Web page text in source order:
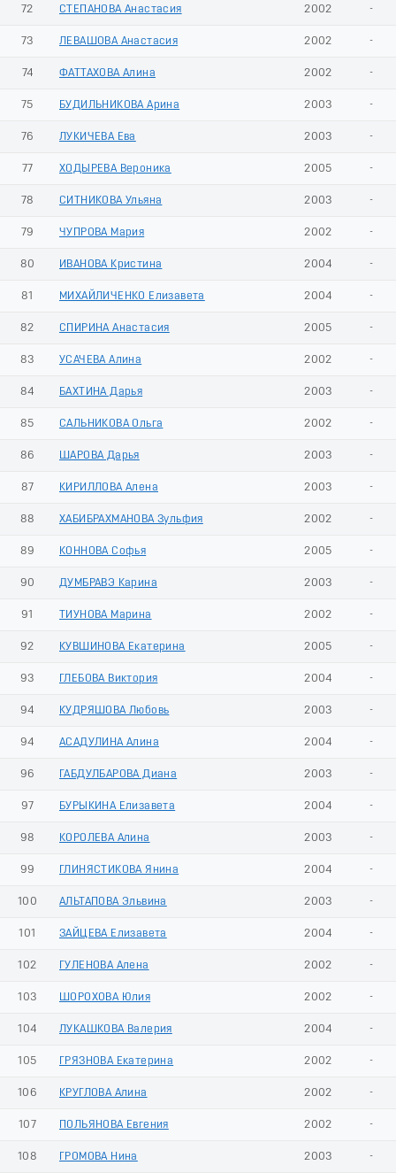
72 СТЕПАНОВА Анастасия 2002 -
73 ЛЕВАШОВА Анастасия 2002 -
74 ФАТТАХОВА Алина 2002 -
75 БУДИЛЬНИКОВА Арина 2003 -
76 ЛУКИЧЕВА Ева 2003 -
77 ХОДЫРЕВА Вероника 2005 -
78 СИТНИКОВА Ульяна 2003 -
79 ЧУПРОВА Мария 2002 -
80 ИВАНОВА Кристина 2004 -
81 МИХАЙЛИЧЕНКО Елизавета 2004 -
82 СПИРИНА Анастасия 2005 -
83 УСАЧЕВА Алина 2002 -
84 БАХТИНА Дарья 2003 -
85 САЛЬНИКОВА Ольга 2002 -
86 ШАРОВА Дарья 2003 -
87 КИРИЛЛОВА Алена 2003 -
88 ХАБИБРАХМАНОВА Зульфия 2002 -
89 КОННОВА Софья 2005 -
90 ДУМБРАВЭ Карина 2003 -
91 ТИУНОВА Марина 2002 -
92 КУВШИНОВА Екатерина 2005 -
93 ГЛЕБОВА Виктория 2004 -
94 КУДРЯШОВА Любовь 2003 -
94 АСАДУЛИНА Алина 2004 -
96 ГАБДУЛБАРОВА Диана 2003 -
97 БУРЫКИНА Елизавета 2004 -
98 КОРОЛЕВА Алина 2003 -
99 ГЛИНЯСТИКОВА Янина 2004 -
100 АЛЬТАПОВА Эльвина 2003 -
101 ЗАЙЦЕВА Елизавета 2004 -
102 ГУЛЕНОВА Алена 2002 -
103 ШОРОХОВА Юлия 2002 -
104 ЛУКАШКОВА Валерия 2004 -
105 ГРЯЗНОВА Екатерина 2002 -
106 КРУГЛОВА Алина 2002 -
107 ПОЛЬЯНОВА Евгения 2002 -
108 ГРОМОВА Нина 2003 -